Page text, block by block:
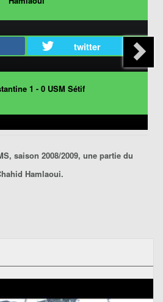
twitter
1 - 0 USM Sétif
saison 2008/2009, une partie du
Hamlaoui.